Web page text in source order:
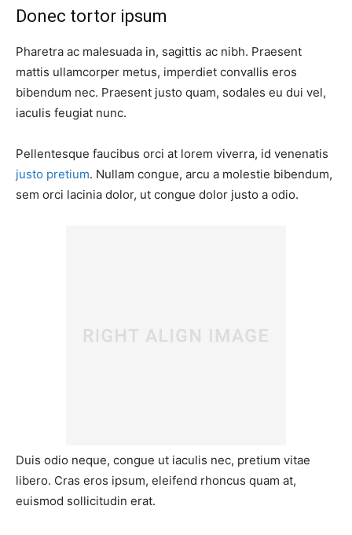
Donec tortor ipsum
Pharetra ac malesuada in, sagittis ac nibh. Praesent
mattis ullamcorper metus, imperdiet convallis eros
bibendum nec. Praesent justo quam, sodales eu dui vel,
iaculis feugiat nunc.
Pellentesque faucibus orci at lorem viverra, id venenatis
justo pretium. Nullam congue, arcu a molestie bibendum,
sem orci lacinia dolor, ut congue dolor justo a odio.
Duis odio neque, congue ut iaculis nec, pretium vitae
libero. Cras eros ipsum, eleifend rhoncus quam at,
euismod sollicitudin erat.